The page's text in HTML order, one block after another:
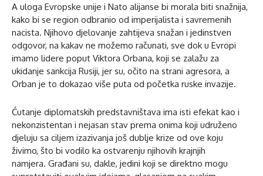
A uloga Evropske unije i Nato alijanse bi morala biti snažnija,
kako bi se region odbranio od imperijalista i savremenih
nacista. Njihovo djelovanje zahtijeva snažan i jedinstven
odgovor, na kakav ne možemo računati, sve dok u Evropi
imamo lidere poput Viktora Orbana, koji se zalažu za
ukidanje sankcija Rusiji, jer su, očito na strani agresora, a
Orban je to dokazao više puta od početka ruske invazije.
Ćutanje diplomatskih predstavništava ima isti efekat kao i
nekonzistentan i nejasan stav prema onima koji udruženo
djeluju sa ciljem izazivanja još dublje krize od ove koju
živimo, što bi vodilo ka ostvarenju njihovih krajnjih
namjera. Građani su, dakle, jedini koji se direktno mogu